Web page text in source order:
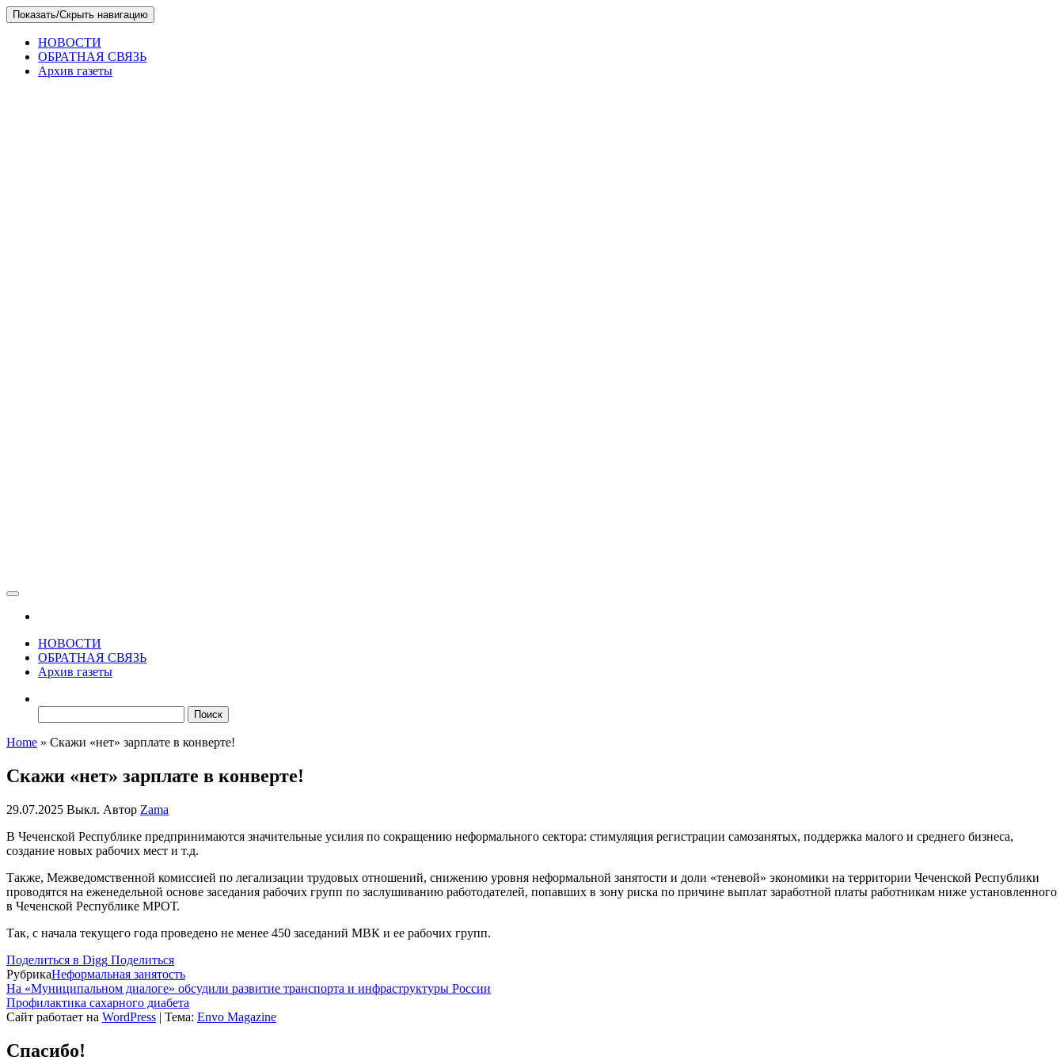
Skip
to
content
Показать/Скрыть навигацию
НОВОСТИ
ОБРАТНАЯ СВЯЗЬ
Архив газеты
НОВОСТИ
ОБРАТНАЯ СВЯЗЬ
Архив газеты
Home » Скажи «нет» зарплате в конверте!
Скажи «нет» зарплате в конверте!
29.07.2025 Выкл. Автор Zama
В Чеченской Республике предпринимаются значительные усилия по сокращению неформального сектора: стимуляция регистрации самозанятых, поддержка малого и среднего бизнеса,
создание новых рабочих мест и т.д.
Также, Межведомственной комиссией по легализации трудовых отношений, снижению уровня неформальной занятости и доли «теневой» экономики на территории Чеченской Республики
проводятся на еженедельной основе заседания рабочих групп по заслушиванию работодателей, попавших в зону риска по причине выплат заработной платы работникам ниже установленного
в Чеченской Республике МРОТ.
Так, с начала текущего года проведено не менее 450 заседаний МВК и ее рабочих групп.
Поделиться в Digg Поделиться
РубрикаНеформальная занятость
На «Муниципальном диалоге» обсудили развитие транспорта и инфраструктуры России
Профилактика сахарного диабета
Сайт работает на WordPress | Тема: Envo Magazine
Спасибо!